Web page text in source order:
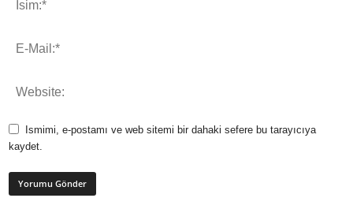
Ismimi, e-postamı ve web sitemi bir dahaki sefere bu tarayıcıya
kaydet.